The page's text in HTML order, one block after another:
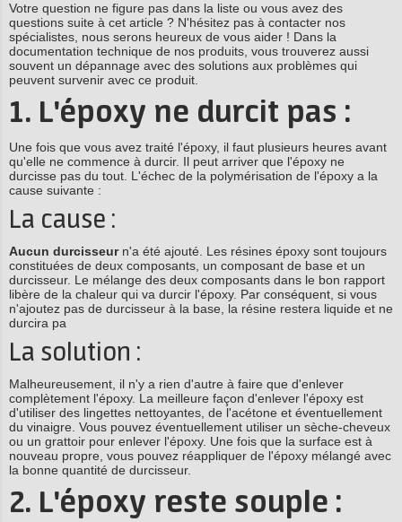
Votre question ne figure pas dans la liste ou vous avez des
questions suite à cet article ? N'hésitez pas à contacter nos
spécialistes, nous serons heureux de vous aider ! Dans la
documentation technique de nos produits, vous trouverez aussi
souvent un dépannage avec des solutions aux problèmes qui
peuvent survenir avec ce produit.
1. L'époxy ne durcit pas :
Une fois que vous avez traité l'époxy, il faut plusieurs heures avant
qu'elle ne commence à durcir. Il peut arriver que l'époxy ne
durcisse pas du tout. L'échec de la polymérisation de l'époxy a la
cause suivante :
La cause :
Aucun durcisseurn'a été ajouté. Les résines époxy sont toujours
constituées de deux composants, un composant de base et un
durcisseur. Le mélange des deux composants dans le bon rapport
libère de la chaleur qui va durcir l'époxy. Par conséquent, si vous
n'ajoutez pas de durcisseur à la base, la résine restera liquide et ne
durcira pa
La solution :
Malheureusement, il n'y a rien d'autre à faire que d'enlever
complètement l'époxy. La meilleure façon d'enlever l'époxy est
d'utiliser des lingettes nettoyantes, de l'acétone et éventuellement
du vinaigre. Vous pouvez éventuellement utiliser un sèche-cheveux
ou un grattoir pour enlever l'époxy. Une fois que la surface est à
nouveau propre, vous pouvez réappliquer de l'époxy mélangé avec
la bonne quantité de durcisseur.
2. L'époxy reste souple :